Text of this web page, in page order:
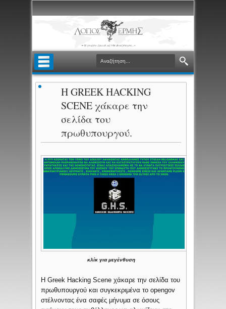
H GREEK HACKING
SCENE χάκαρε την
σελίδα του
πρωθυπουργού.
κλίκ για μεγένθυση
Η Greek Hacking Scene χάκαρε την σελίδα του
πρωθυπουργού και συγκεκριμένα το opengov
στέλνοντας ένα σαφές μήνυμα σε όσους